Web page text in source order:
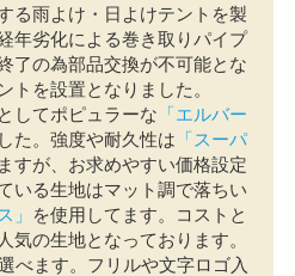
る雨よけ・日よけテントを製
年劣化による巻き取りパイプ
了の為部品交換が不可能とな
トを設置となりました。
してポピュラーな 「エルバー
た。強度や耐久性は 「スーパ
すが、お求めやすい価格設定
いる生地はマット調で落ちい
」
を使用してます。コストと
気の生地となっております。
べます。フリルや文字ロゴ入